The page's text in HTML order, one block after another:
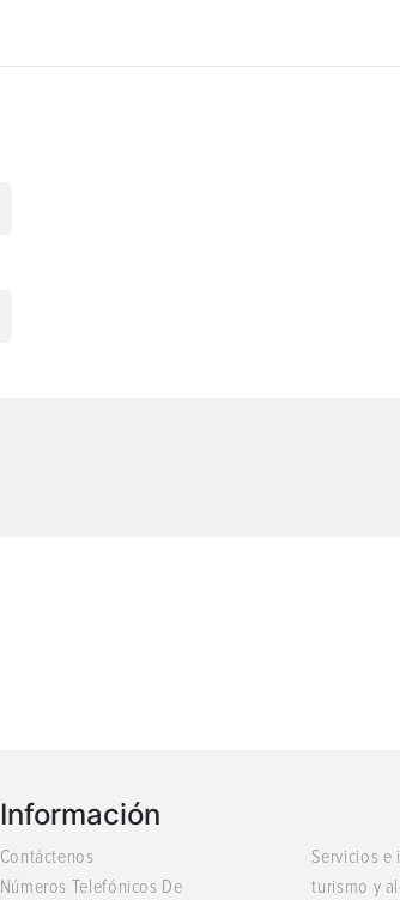
Información
Contáctenos
Números Telefónicos De
Servicios e
turismo y